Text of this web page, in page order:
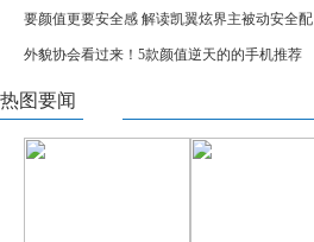
要颜值更要安全感 解读凯翼炫界主被动安全配
外貌协会看过来！5款颜值逆天的的手机推荐
热图要闻